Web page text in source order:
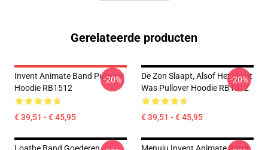
Gerelateerde producten
Invent Animate Band Pullover
Hoodie RB1512
€ 39,51 - € 45,95
-20%
De Zon Slaapt, Alsof Het Nooit
Was Pullover Hoodie RB1512
€ 39,51 - € 45,95
-20%